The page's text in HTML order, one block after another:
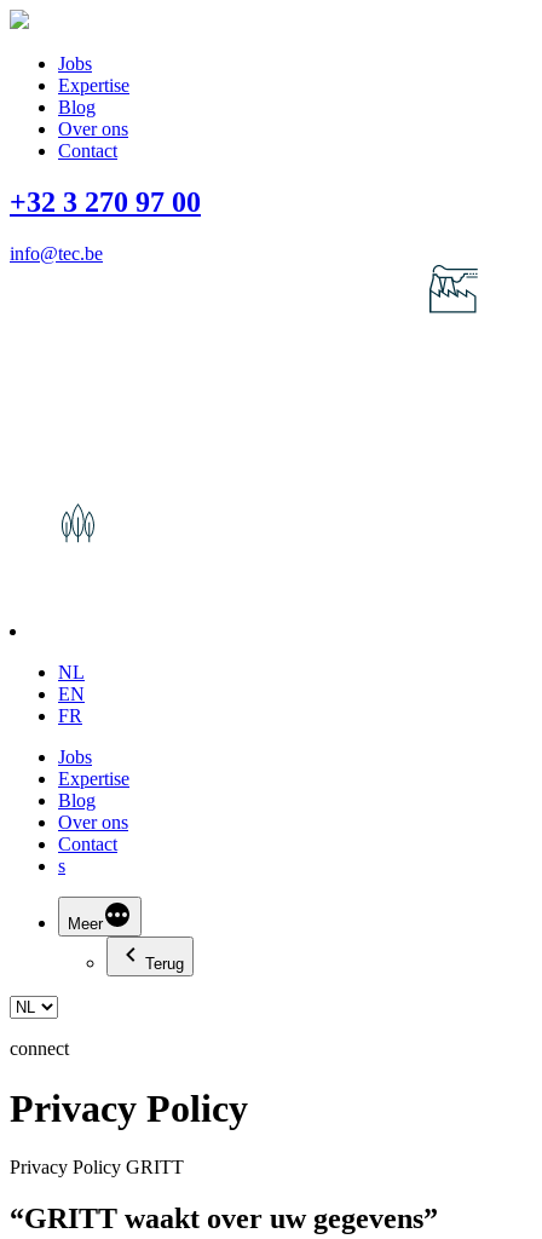
Jobs
Expertise
Blog
Over ons
Contact
+32 3 270 97 00
info@tec.be
NL
EN
FR
Jobs
Expertise
Blog
Over ons
Contact
s
Meer
Terug
connect
Privacy Policy
Privacy Policy GRITT
“GRITT waakt over uw gegevens”